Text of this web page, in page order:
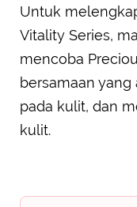
Untuk
Vitality Series,
mencoba
bersamaan
pada kulit, dan
kulit.